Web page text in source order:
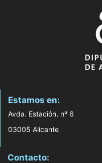
Estamos en:
Avda. Estación, nº 6
03005 Alicante
Contacto: